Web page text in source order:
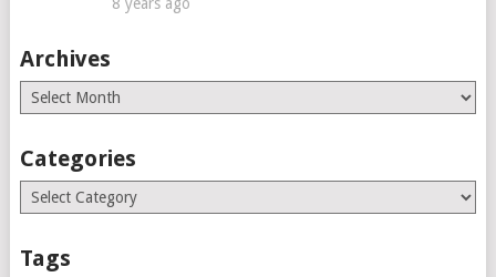
Archives
Archives
Categories
Categories
Tags